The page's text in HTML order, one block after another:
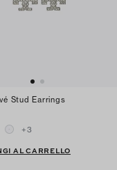
Stud Earrings
+3
AL CARRELLO